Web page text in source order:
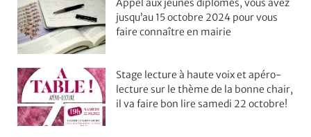
Appel aux jeunes diplômés, vous avez
jusqu’au 15 octobre 2024 pour vous
faire connaître en mairie
Stage lecture à haute voix et apéro-
lecture sur le thème de la bonne chair,
il va faire bon lire samedi 22 octobre!